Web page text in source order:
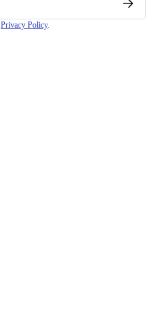
Privacy Policy.